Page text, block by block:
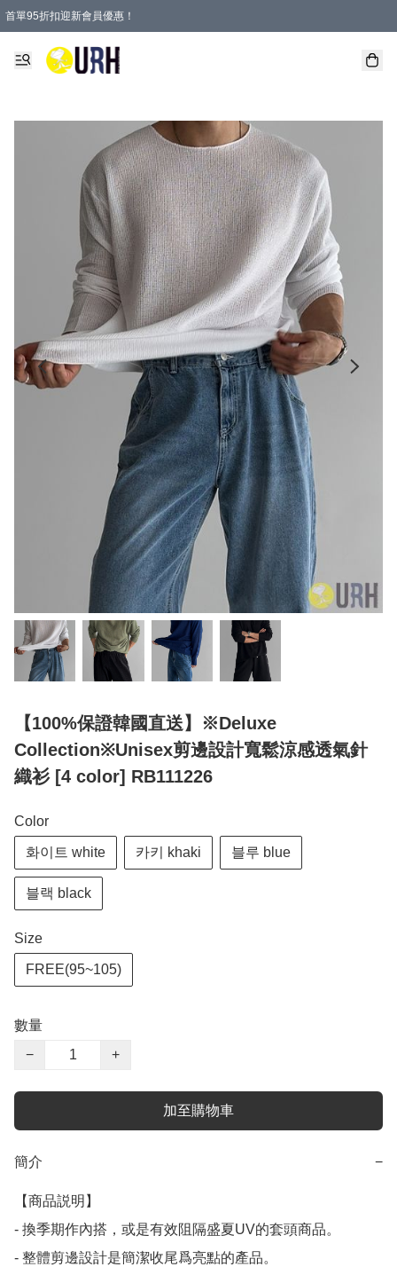
首單95折扣迎新會員優惠！
特選會員可享全單低至 95 折優惠！
單一訂單滿HKD600(澳門HKD800)包郵寄順豐送到家。
【100%保證韓國直送】※Deluxe
Collection※Unisex剪邊設計寬鬆涼感透氣針
織衫 [4 color] RB111226
Color
화이트 white 카키 khaki 블루 blue
블랙 black
Size
FREE(95~105)
數量
−
+
加至購物車
簡介 −
【商品説明】
- 換季期作內搭，或是有效阻隔盛夏UV的套頭商品。
- 整體剪邊設計是簡潔收尾爲亮點的產品。